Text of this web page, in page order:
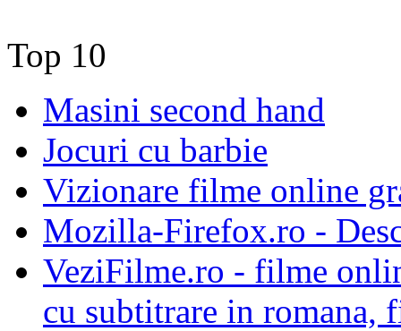
Top 10
Masini second hand
Jocuri cu barbie
Vizionare filme online
Mozilla-Firefox.ro -
VeziFilme.ro - filme
cu subtitrare in romana,